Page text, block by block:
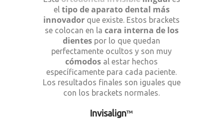
el tipo de aparato dental más
innovador que existe. Estos brackets
se colocan en la cara interna de los
dientes por lo que quedan
perfectamente ocultos y son muy
cómodos al estar hechos
específicamente para cada paciente.
Los resultados finales son iguales que
con los brackets normales.
Invisalign™